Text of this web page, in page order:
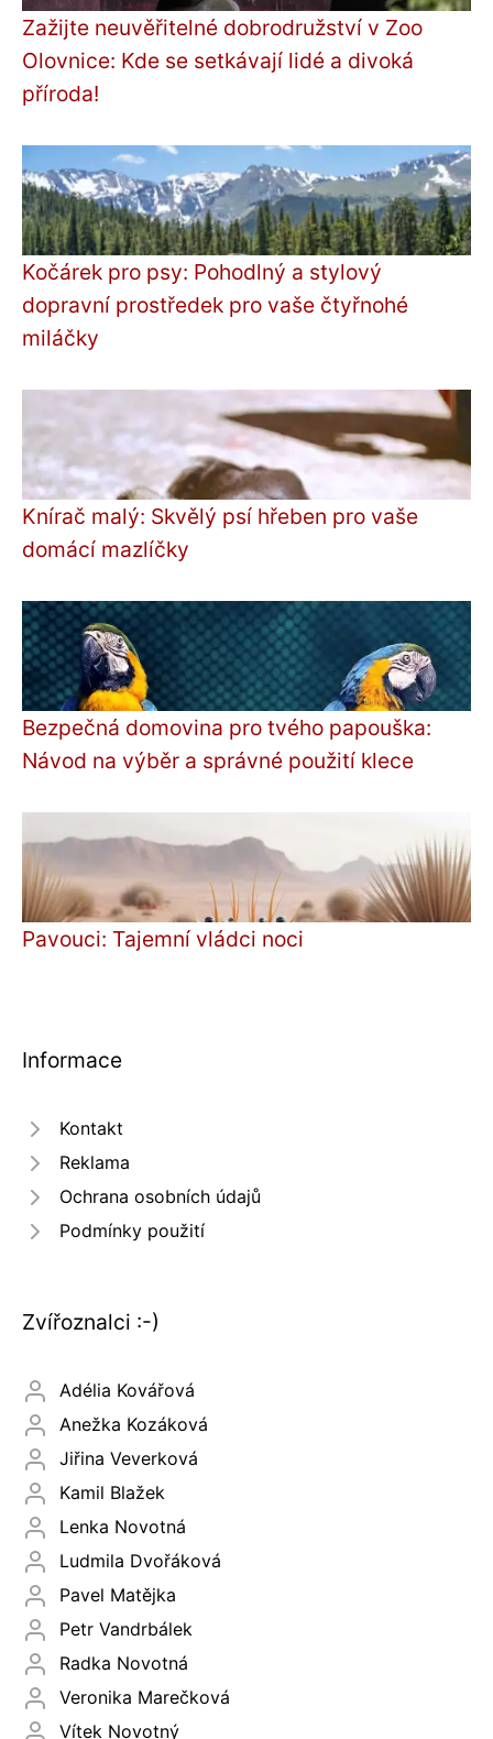
Zažijte neuvěřitelné dobrodružství v Zoo
Olovnice: Kde se setkávají lidé a divoká
příroda!
Kočárek pro psy: Pohodlný a stylový
dopravní prostředek pro vaše čtyřnohé
miláčky
Knírač malý: Skvělý psí hřeben pro vaše
domácí mazlíčky
Bezpečná domovina pro tvého papouška:
Návod na výběr a správné použití klece
Pavouci: Tajemní vládci noci
Informace
Kontakt
Reklama
Ochrana osobních údajů
Podmínky použití
Zvířoznalci :-)
Adélia Kovářová
Anežka Kozáková
Jiřina Veverková
Kamil Blažek
Lenka Novotná
Ludmila Dvořáková
Pavel Matějka
Petr Vandrbálek
Radka Novotná
Veronika Marečková
Vítek Novotný